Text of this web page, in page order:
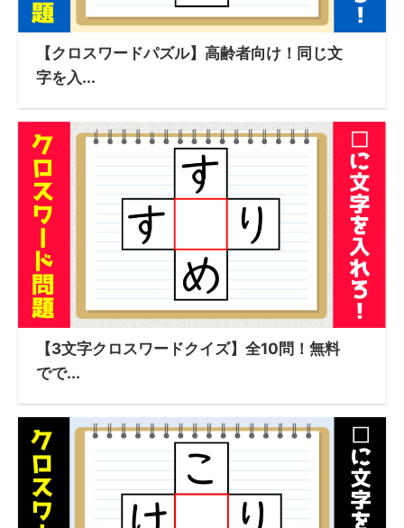
【クロスワードパズル】高齢者向け！同じ文
字を入...
【3文字クロスワードクイズ】全10問！無料
でで...